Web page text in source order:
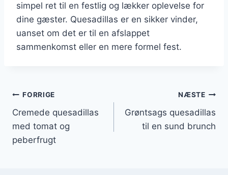
simpel ret til en festlig og lækker oplevelse for
dine gæster. Quesadillas er en sikker vinder,
uanset om det er til en afslappet
sammenkomst eller en mere formel fest.
Indlægsnavigation
FORRIGE
Cremede quesadillas
med tomat og
peberfrugt
NÆSTE
Grøntsags quesadillas
til en sund brunch